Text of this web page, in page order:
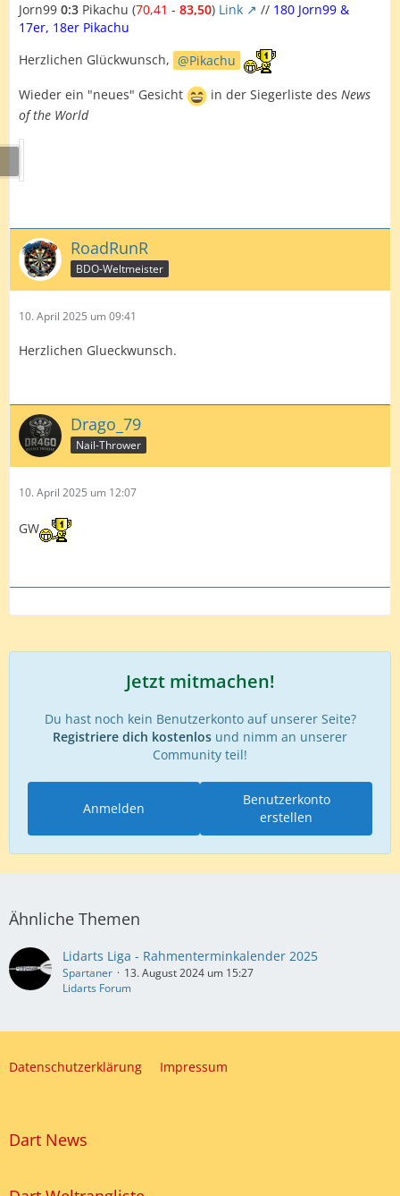
Jorn99 0:3 Pikachu (70,41 - 83,50) Link // 180 Jorn99 &
17er, 18er Pikachu
Herzlichen Glückwunsch,
Pikachu
Wieder ein "neues" Gesicht in der Siegerliste des News
of the World
RoadRunR
BDO-Weltmeister
10. April 2025 um 09:41
Herzlichen Glueckwunsch.
Drago_79
Nail-Thrower
10. April 2025 um 12:07
GW
Jetzt mitmachen!
Du hast noch kein Benutzerkonto auf unserer Seite?
Registriere dich kostenlos und nimm an unserer
Community teil!
Benutzerkonto
erstellen
Anmelden
Ähnliche Themen
Lidarts Liga - Rahmenterminkalender 2025
Spartaner
13. August 2024 um 15:27
Lidarts Forum
Datenschutzerklärung Impressum
Dart News